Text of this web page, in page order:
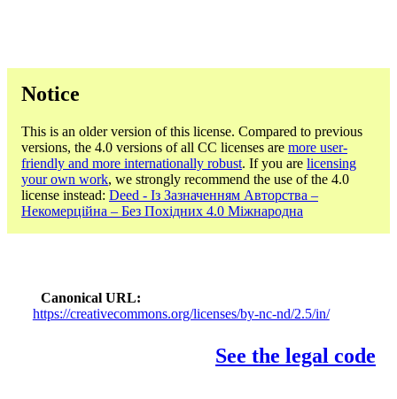
Notice
This is an older version of this license. Compared to previous
versions, the 4.0 versions of all CC licenses are more user-
friendly and more internationally robust. If you are licensing
your own work, we strongly recommend the use of the 4.0
license instead: Deed - Із Зазначенням Авторства –
Некомерційна – Без Похідних 4.0 Міжнародна
Canonical URL
https://creativecommons.org/licenses/by-nc-nd/2.5/in/
See the legal code